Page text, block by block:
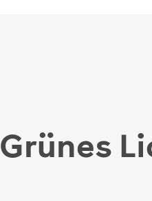
Grünes